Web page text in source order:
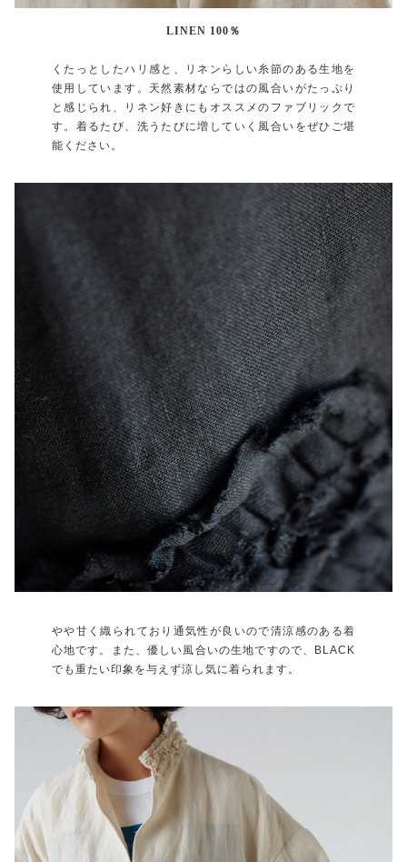
LINEN 100％
くたっとしたハリ感と、リネンらしい糸節のある生地を
使用しています。天然素材ならではの風合いがたっぷり
と感じられ、リネン好きにもオススメのファブリックで
す。着るたび、洗うたびに増していく風合いをぜひご堪
能ください。
やや甘く織られており通気性が良いので清涼感のある着
心地です。また、優しい風合いの生地ですので、BLACK
でも重たい印象を与えず涼し気に着られます。